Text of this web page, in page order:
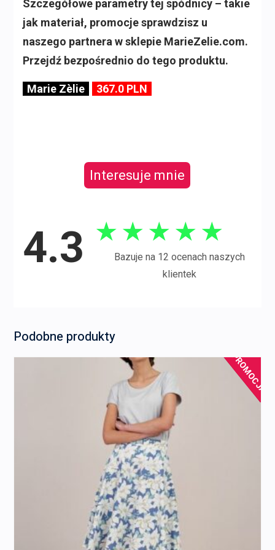
Szczegółowe parametry tej spódnicy – takie
jak materiał, promocje sprawdzisz u
naszego partnera w sklepie MarieZelie.com.
Przejdź bezpośrednio do tego produktu.
Marie Zèlie 367.0 PLN
Interesuje mnie
4.3 ★ ★ ★ ★ ★
Bazuje na 12 ocenach naszych
klientek
Podobne produkty
PROMOCJA!